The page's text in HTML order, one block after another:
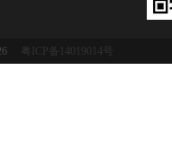
粤ICP备14019014号